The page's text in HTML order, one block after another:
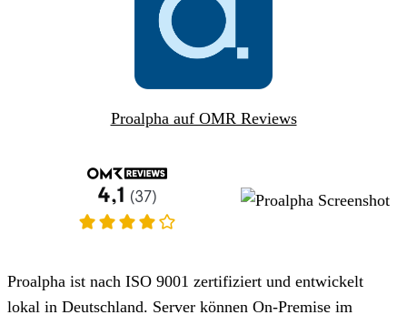
Proalpha auf OMR Reviews
Proalpha ist nach ISO 9001 zertifiziert und entwickelt
lokal in Deutschland. Server können On-Premise im